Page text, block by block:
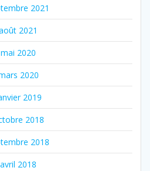
2021
2021
mai 2020
2020
2019
2018
2018
avril 2018